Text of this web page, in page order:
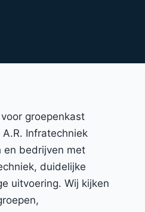
groepenkast
Infratechniek
en bedrijven met
duidelijke
uitvoering. Wij kijken